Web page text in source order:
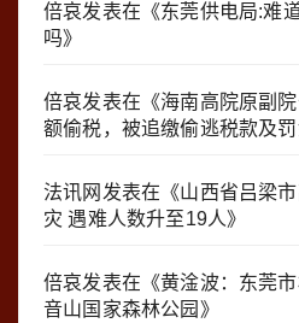
倍哀发表在《东莞供电局:难
吗》
倍哀发表在《海南高院原副
额偷税，被追缴偷逃税款及
法讯网 发表在《山西省吕梁
灾 遇难人数升至19人》
倍哀发表在《黄淦波：东莞
音山国家森林公园 》